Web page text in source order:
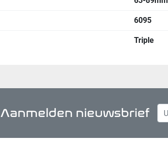
6095
Triple
Aanmelden nieuwsbrief